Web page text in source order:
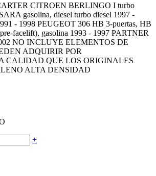
CITROEN BERLINGO I turbo
gasolina, diesel turbo diesel 1997 -
- 1998 PEUGEOT 306 HB 3-puertas, HB
facelift), gasolina 1993 - 1997 PARTNER
NO INCLUYE ELEMENTOS DE
ADQUIRIR POR
CALIDAD QUE LOS ORIGINALES
ALTA DENSIDAD
+